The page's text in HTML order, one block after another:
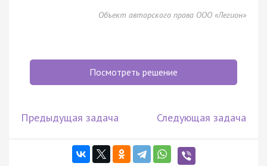
Объект авторского права ООО «Легион»
Посмотреть решение
Предыдущая задача Следующая задача